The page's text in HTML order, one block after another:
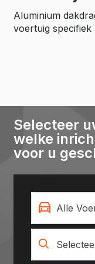
Aluminium
voertuig specifiek
Selecteer
welke
voor u
Alle